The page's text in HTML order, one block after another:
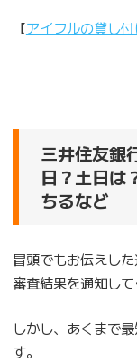
【アイフルの貸し
三井住友銀
日？土日は
ちるなど
冒頭でもお伝えし
審査結果を通知して
しかし、あくまで
す。